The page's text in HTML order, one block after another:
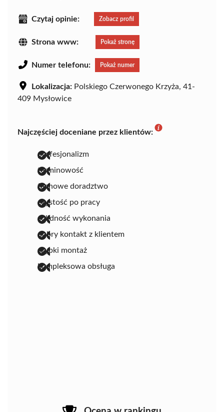
Czytaj opinie: Zobacz profil
Strona www: Pokaż stronę
Numer telefonu: Pokaż numer
Lokalizacja: Polskiego Czerwonego Krzyża, 41-
409 Mysłowice
Najczęściej doceniane przez klientów:
profesjonalizm
terminowość
fachowe doradztwo
czystość po pracy
solidność wykonania
dobry kontakt z klientem
szybki montaż
kompleksowa obsługa